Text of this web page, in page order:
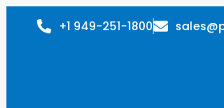
+1 949-251-1800